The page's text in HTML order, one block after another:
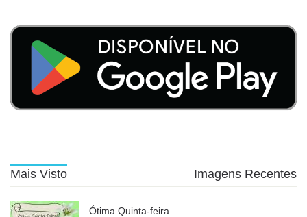
Mais Visto Imagens Recentes
Ótima Quinta-feira